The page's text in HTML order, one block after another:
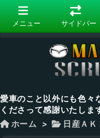
メニュー サイドバー
愛車のこと以外にも色々
くださって感謝いたしま
ホーム > 日産Ａ